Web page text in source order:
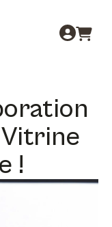
Vitrine
!